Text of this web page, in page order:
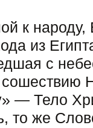
к
из
с
сошествию
— Тело
то же